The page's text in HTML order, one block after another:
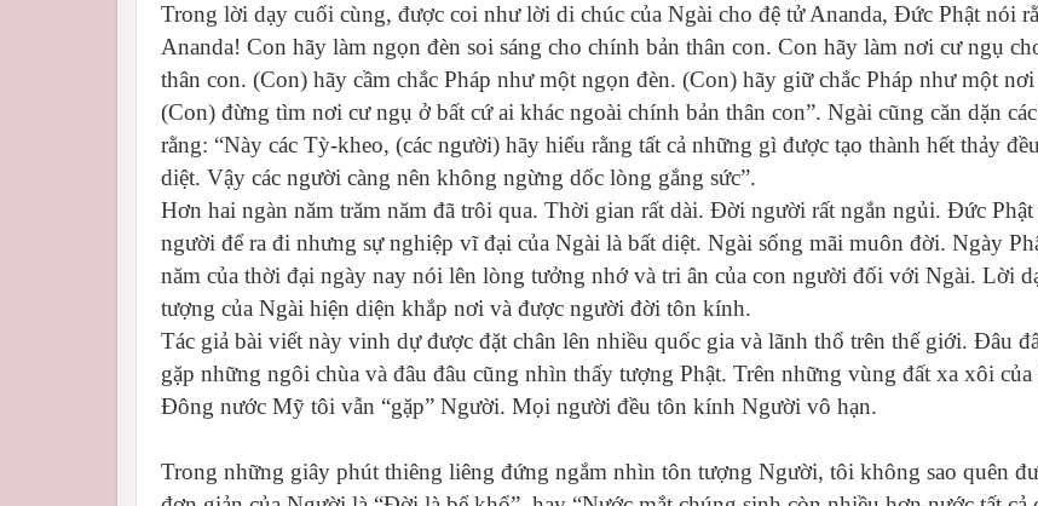
Trong lời dạy cuối cùng, được coi như lời di chúc của Ngài cho đệ tử Ananda, Đức Phật nói
Ananda! Con hãy làm ngọn đèn soi sáng cho chính bản thân con. Con hãy làm nơi cư ngụ
thân con. (Con) hãy cầm chắc Pháp như một ngọn đèn. (Con) hãy giữ chắc Pháp như một
(Con) đừng tìm nơi cư ngụ ở bất cứ ai khác ngoài chính bản thân con”. Ngài cũng căn dặn
rằng: “Này các Tỳ-kheo, (các người) hãy hiểu rằng tất cả những gì được tạo thành hết thảy
diệt. Vậy các người càng nên không ngừng dốc lòng gắng sức”.
Hơn hai ngàn năm trăm năm đã trôi qua. Thời gian rất dài. Đời người rất ngắn ngủi. Đức Phật
người để ra đi nhưng sự nghiệp vĩ đại của Ngài là bất diệt. Ngài sống mãi muôn đời. Ngày
năm của thời đại ngày nay nói lên lòng tưởng nhớ và tri ân của con người đối với Ngài. Lời
tượng của Ngài hiện diện khắp nơi và được người đời tôn kính.
Tác giả bài viết này vinh dự được đặt chân lên nhiều quốc gia và lãnh thổ trên thế giới. Đâu
gặp những ngôi chùa và đâu đâu cũng nhìn thấy tượng Phật. Trên những vùng đất xa xôi
Đông nước Mỹ tôi vẫn “gặp” Người. Mọi người đều tôn kính Người vô hạn.
Trong những giây phút thiêng liêng đứng ngắm nhìn tôn tượng Người, tôi không sao quên